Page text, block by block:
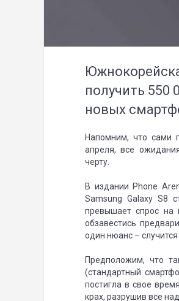
получить 550
новых
Напомним, что сами
апреля, все
черту.
В издании Phone
Samsung Galaxy S8
превышает спрос
обзавестись
один нюанс –
Предположим, что
(стандартный
постигла в свое
крах, разрушив все